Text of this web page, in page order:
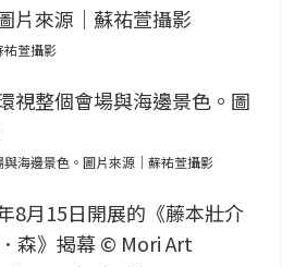
祐萱攝影
海邊景色。圖片來源｜蘇祐萱攝影